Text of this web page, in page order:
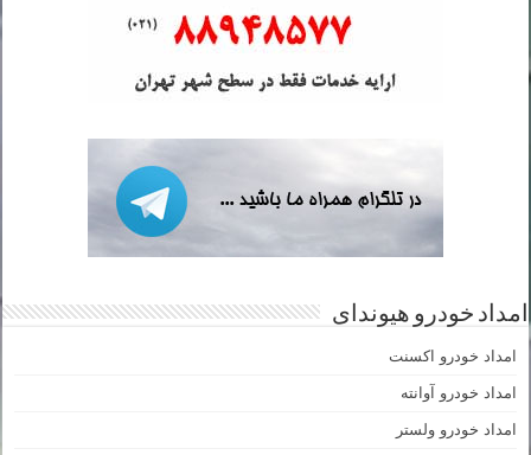
امداد خودرو هیوندای
امداد خودرو اکسنت
امداد خودرو آوانته
امداد خودرو ولستر